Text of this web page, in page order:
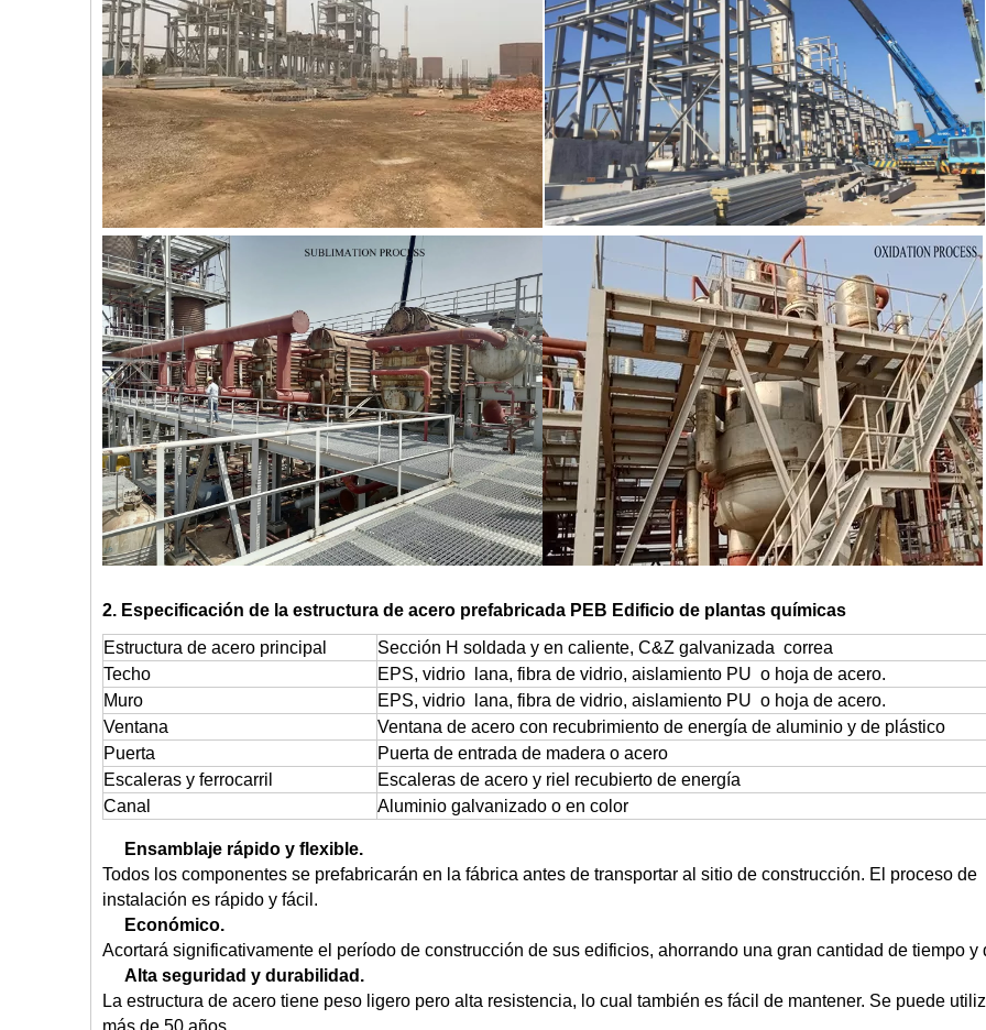
2. Especificación de la estructura de acero prefabricada PEB Edificio de plantas químicas
Estructura de acero principal
Sección H soldada y en caliente, C&Z galvanizada correa
Techo
EPS, vidrio lana, fibra de vidrio, aislamiento PU o hoja de acero.
Muro
EPS, vidrio lana, fibra de vidrio, aislamiento PU o hoja de acero.
Ventana
Ventana de acero con recubrimiento de energía de aluminio y de plástico
Puerta
Puerta de entrada de madera o acero
Escaleras y ferrocarril
Escaleras de acero y riel recubierto de energía
Canal
Aluminio galvanizado o en color
Ensamblaje rápido y flexible.
Todos los componentes se prefabricarán en la fábrica antes de transportar al sitio de construcción. El proceso de
instalación es rápido y fácil.
Económico.
Acortará significativamente el período de construcción de sus edificios, ahorrando una gran cantidad de tiempo y
Alta seguridad y durabilidad.
La estructura de acero tiene peso ligero pero alta resistencia, lo cual también es fácil de mantener. Se puede
más de 50 años.